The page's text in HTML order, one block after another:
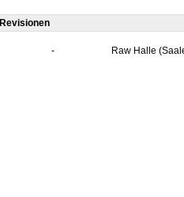
Revisionen
- Raw Halle